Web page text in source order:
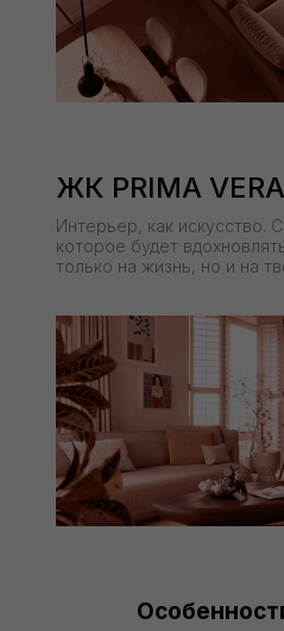
ЖК PRIMA VERA
Интерьер, как искусство.
которое будет
только на жизнь, но и на